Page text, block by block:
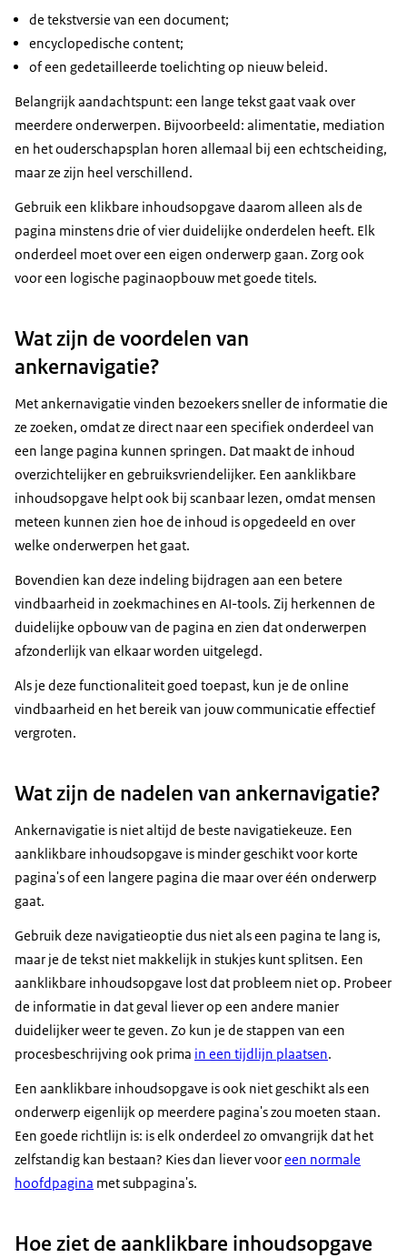
de tekstversie van een document;
encyclopedische content;
of een gedetailleerde toelichting op nieuw beleid.
Belangrijk aandachtspunt: een lange tekst gaat vaak over
meerdere onderwerpen. Bijvoorbeeld: alimentatie, mediation
en het ouderschapsplan horen allemaal bij een echtscheiding,
maar ze zijn heel verschillend.
Gebruik een klikbare inhoudsopgave daarom alleen als de
pagina minstens drie of vier duidelijke onderdelen heeft. Elk
onderdeel moet over een eigen onderwerp gaan. Zorg ook
voor een logische paginaopbouw met goede titels.
Wat zijn de voordelen van
ankernavigatie?
Met ankernavigatie vinden bezoekers sneller de informatie die
ze zoeken, omdat ze direct naar een specifiek onderdeel van
een lange pagina kunnen springen. Dat maakt de inhoud
overzichtelijker en gebruiksvriendelijker. Een aanklikbare
inhoudsopgave helpt ook bij scanbaar lezen, omdat mensen
meteen kunnen zien hoe de inhoud is opgedeeld en over
welke onderwerpen het gaat.
Bovendien kan deze indeling bijdragen aan een betere
vindbaarheid in zoekmachines en AI-tools. Zij herkennen de
duidelijke opbouw van de pagina en zien dat onderwerpen
afzonderlijk van elkaar worden uitgelegd.
Als je deze functionaliteit goed toepast, kun je de online
vindbaarheid en het bereik van jouw communicatie effectief
vergroten.
Wat zijn de nadelen van ankernavigatie?
Ankernavigatie is niet altijd de beste navigatiekeuze. Een
aanklikbare inhoudsopgave is minder geschikt voor korte
pagina's of een langere pagina die maar over één onderwerp
gaat.
Gebruik deze navigatieoptie dus niet als een pagina te lang is,
maar je de tekst niet makkelijk in stukjes kunt splitsen. Een
aanklikbare inhoudsopgave lost dat probleem niet op. Probeer
de informatie in dat geval liever op een andere manier
duidelijker weer te geven. Zo kun je de stappen van een
procesbeschrijving ook prima in een tijdlijn plaatsen.
Een aanklikbare inhoudsopgave is ook niet geschikt als een
onderwerp eigenlijk op meerdere pagina's zou moeten staan.
Een goede richtlijn is: is elk onderdeel zo omvangrijk dat het
zelfstandig kan bestaan? Kies dan liever vooreen normale
hoofdpagina met subpagina's.
Hoe ziet de aanklikbare inhoudsopgave